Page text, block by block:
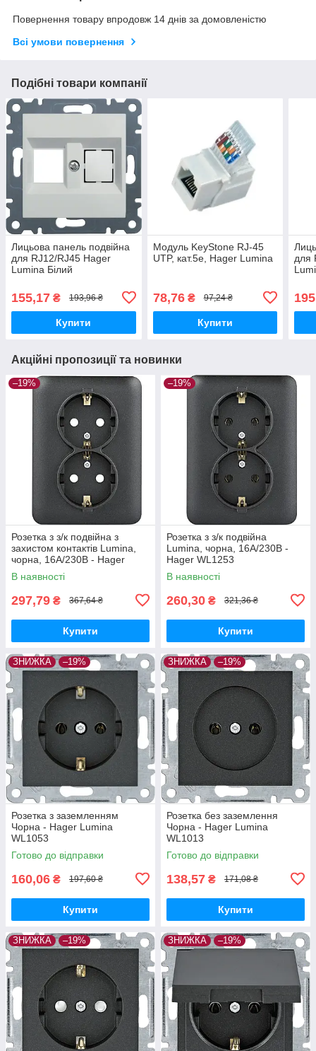
Повернення товару впродовж 14 днів за домовленістю
Всі умови повернення
Подібні товари компанії
Лицьова панель подвійна
для RJ12/RJ45 Hager
Lumina Білий
155,17 ₴ 193,96 ₴
Купити
Модуль KeyStone RJ-45
UTP, кат.5е, Hager Lumina
78,76₴ 97,24 ₴
Купити
для
Акційні пропозиції та новинки
–19%
Розетка з з/к подвійна з
захистом контактів Lumina,
чорна, 16А/230В - Hager
WL1263
В наявності
297,79 ₴ 367,64 ₴
Купити
–19%
Розетка з з/к подвійна
Lumina, чорна, 16А/230В -
Hager WL1253
В наявності
260,30 ₴ 321,36 ₴
Купити
ЗНИЖКА –19%
Розетка з заземленням
Чорна - Hager Lumina
WL1053
Готово до відправки
160,06 ₴ 197,60 ₴
Купити
ЗНИЖКА –19%
Розетка без заземлення
Чорна - Hager Lumina
WL1013
Готово до відправки
138,57 ₴ 171,08 ₴
Купити
ЗНИЖКА –19% ЗНИЖКА –19%